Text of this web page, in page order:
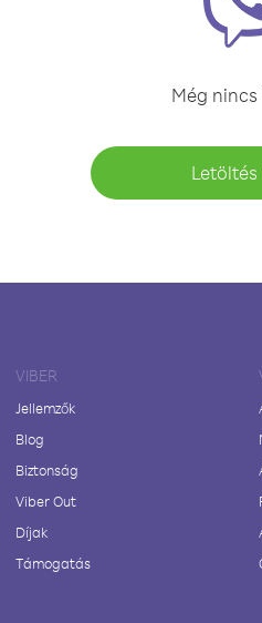
Még nincs
VIBER
Jellemzők
Blog
Biztonság
Viber Out
Díjak
Támogatás